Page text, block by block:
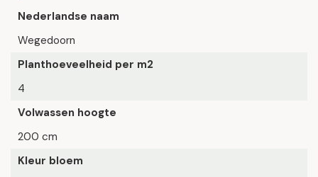
Nederlandse naam
Wegedoorn
Planthoeveelheid per m2
4
Volwassen hoogte
200 cm
Kleur bloem